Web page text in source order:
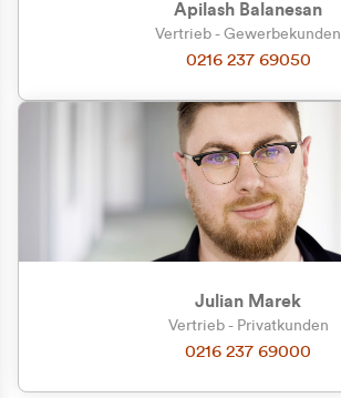
Apilash Balanesan
Vertrieb - Gewerbekunden
0216 237 69050
Julian Marek
Vertrieb - Privatkunden
0216 237 69000